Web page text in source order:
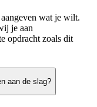
wat je wilt.
je aan
opdracht zoals dit
aan de slag?